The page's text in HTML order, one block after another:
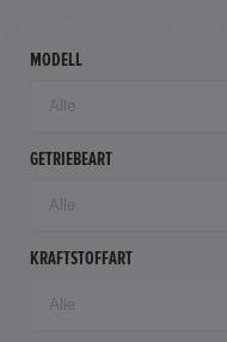
MODELL
GETRIEBEART
KRAFTSTOFFART